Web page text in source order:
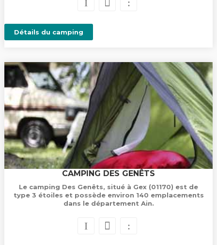
Détails du camping
CAMPING DES GENÊTS
Le camping Des Genêts, situé à Gex (01170) est de
type 3 étoiles et possède environ 140 emplacements
dans le département Ain.